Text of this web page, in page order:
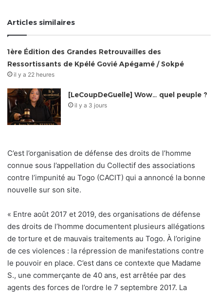
Articles similaires
1ère Édition des Grandes Retrouvailles des
Ressortissants de Kpélé Govié Apégamé / Sokpé
il y a 22 heures
[LeCoupDeGuelle] Wow… quel peuple ?
il y a 3 jours
C’est l’organisation de défense des droits de l’homme
connue sous l’appellation du Collectif des associations
contre l’impunité au Togo (CACIT) qui a annoncé la bonne
nouvelle sur son site.
« Entre août 2017 et 2019, des organisations de défense
des droits de l’homme documentent plusieurs allégations
de torture et de mauvais traitements au Togo. À l’origine
de ces violences : la répression de manifestations contre
le pouvoir en place. C’est dans ce contexte que Madame
S., une commerçante de 40 ans, est arrêtée par des
agents des forces de l’ordre le 7 septembre 2017. La